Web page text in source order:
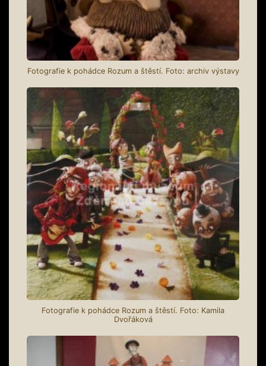
Fotografie k pohádce Rozum a štěstí. Foto: archiv výstavy
Fotografie k pohádce Rozum a štěstí. Foto: Kamila
Dvořáková